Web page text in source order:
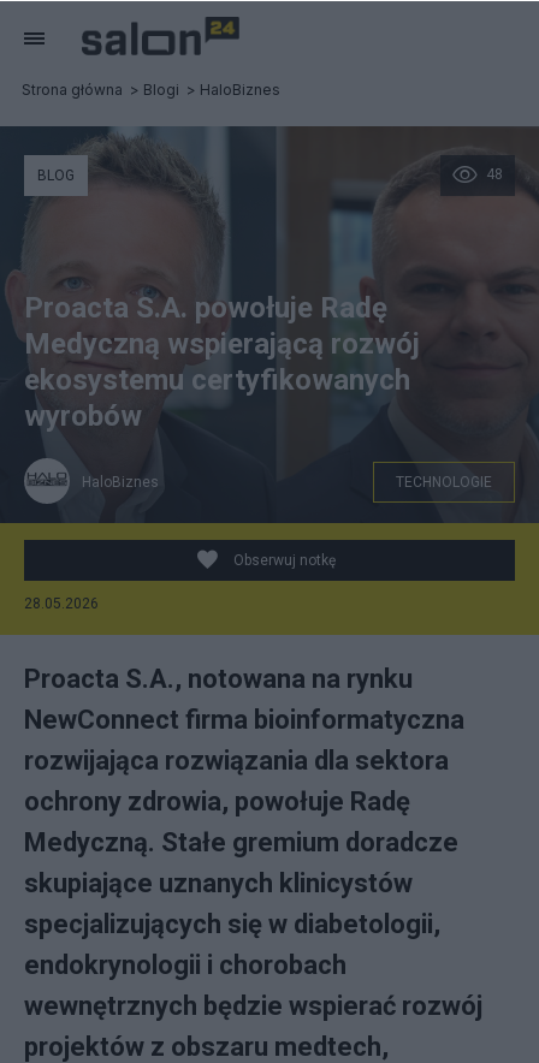
Strona główna Blogi HaloBiznes
48
BLOG
Proacta S.A. powołuje Radę
Medyczną wspierającą rozwój
ekosystemu certyfikowanych
wyrobów
HaloBiznes TECHNOLOGIE
Obserwuj notkę
28.05.2026
Proacta S.A., notowana na rynku
NewConnect firma bioinformatyczna
rozwijająca rozwiązania dla sektora
ochrony zdrowia, powołuje Radę
Medyczną. Stałe gremium doradcze
skupiające uznanych klinicystów
specjalizujących się w diabetologii,
endokrynologii i chorobach
wewnętrznych będzie wspierać rozwój
projektów z obszaru medtech,